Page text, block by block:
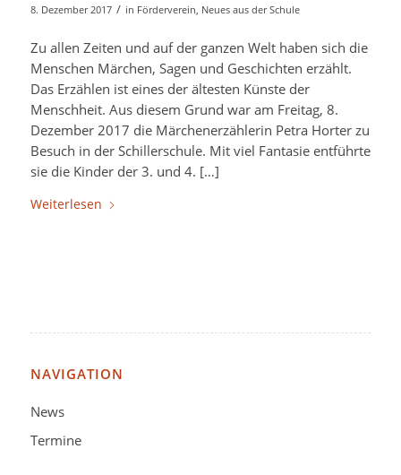
8. Dezember 2017 / in Förderverein Neues aus der Schule
Zu allen Zeiten und auf der ganzen Welt haben sich die
Menschen Märchen, Sagen und Geschichten erzählt.
Das Erzählen ist eines der ältesten Künste der
Menschheit. Aus diesem Grund war am Freitag, 8.
Dezember 2017 die Märchenerzählerin Petra Horter zu
Besuch in der Schillerschule. Mit viel Fantasie entführte
sie die Kinder der 3. und 4. […]
Weiterlesen
NAVIGATION
News
Termine